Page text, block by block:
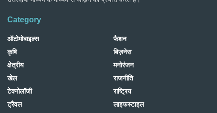
Category
ऑटोमोबाइल्स
कृषि
क्षेत्रीय
खेल
टेक्नोलॉजी
ट्रैवल
फैशन
बिज़नेस
मनोरंजन
राजनीति
राष्ट्रिय
लाइफस्टाइल